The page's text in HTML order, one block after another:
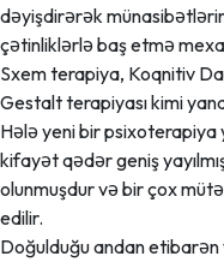
dəyişdirərək
çətinliklərlə baş etmə
Sxem terapiya, Koqnitiv
Gestalt terapiyası kimi
Hələ yeni bir psixoterapiya
kifayət qədər geniş
olunmuşdur və bir çox
edilir.
Doğulduğu andan etibarən